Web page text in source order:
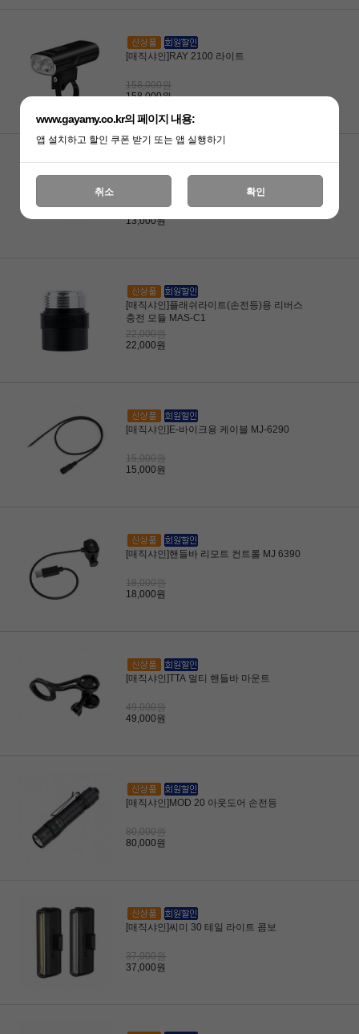
[매직샤인]RAY 2100 라이트
158,000원
158,000원
[매직샤인]라이트용 배터리 케이블 MJ-
13,000원
13,000원
[매직샤인]플래쉬라이트(손전등)용 리버스
충전 모듈 MAS-C1
22,000원
22,000원
[매직샤인]E-바이크용 케이블 MJ-6290
15,000원
15,000원
[매직샤인]핸들바 리모트 컨트롤 MJ 6390
18,000원
18,000원
[매직샤인]TTA 멀티 핸들바 마운트
49,000원
49,000원
[매직샤인]MOD 20 아웃도어 손전등
80,000원
80,000원
[매직샤인]씨미 30 테일 라이트 콤보
37,000원
37,000원
www.gayamy.co.kr의 페이지 내용:
앱 설치하고 할인 쿠폰 받기 또는 앱 실행하기
취소 확인